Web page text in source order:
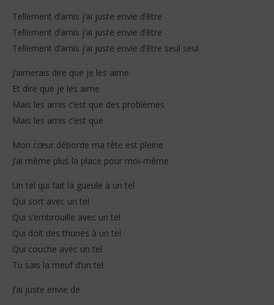
Tellement d’amis j’ai juste envie d’être
Tellement d’amis j’ai juste envie d’être
Tellement d’amis j’ai juste envie d’être seul seul
J’aimerais dire que je les aime
Et dire que je les aime
Mais les amis c’est que des problèmes
Mais les amis c’est que
Mon cœur déborde ma tête est pleine
J’ai même plus la place pour moi-même
Un tel qui fait la gueule à un tel
Qui sort avec un tel
Qui s’embrouille avec un tel
Qui doit des thunes à un tel
Qui couche avec un tel
Tu sais la meuf d’un tel
J’ai juste envie de